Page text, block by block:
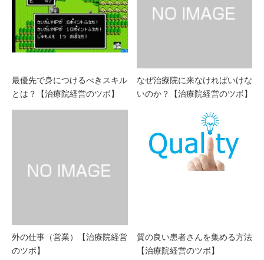
最優先で身につけるべきスキル
とは？【治療院経営のツボ】
なぜ治療院に来なければいけな
いのか？【治療院経営のツボ】
外の仕事（営業）【治療院経営
のツボ】
質の良い患者さんを集める方法
【治療院経営のツボ】